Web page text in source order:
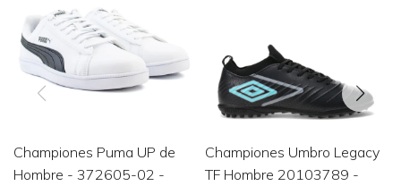
Championes Puma UP de
Hombre - 372605-02 -
Championes Umbro Legacy
TF Hombre 20103789 -